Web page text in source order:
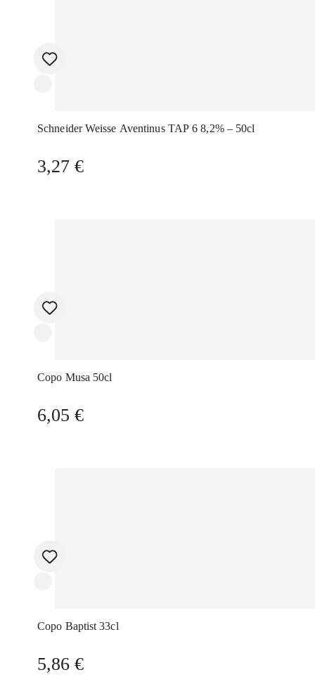
Schneider Weisse Aventinus TAP 6 8,2% – 50cl
3,27 €
Copo Musa 50cl
6,05 €
Copo Baptist 33cl
5,86 €